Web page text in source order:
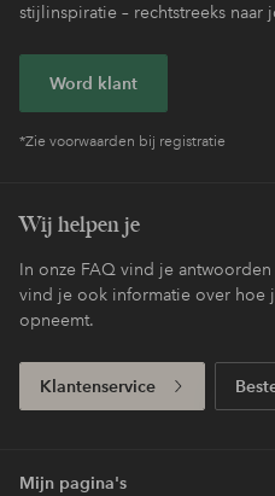
stijlinspiratie – rechtstreeks naar
Word klant
*Zie voorwaarden bij registratie
Wij helpen je
In onze FAQ vind je
vind je ook informatie over hoe
opneemt.
Klantenservice
Mijn pagina's